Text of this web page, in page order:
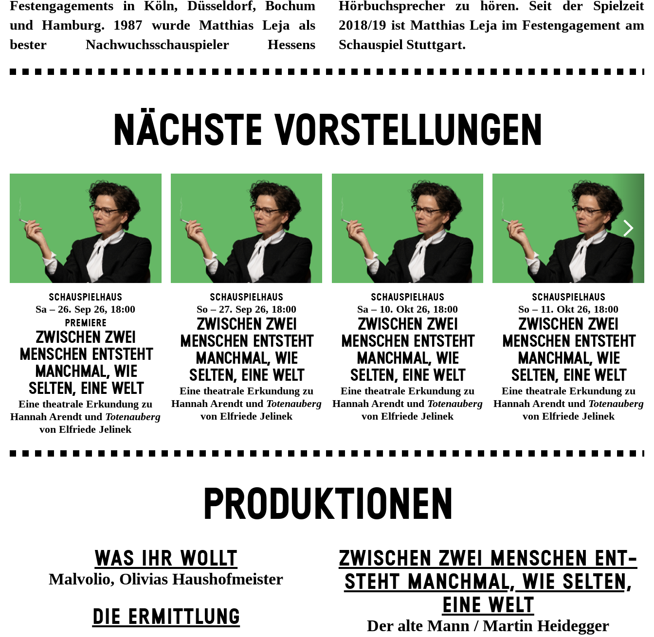
Festengagements in Köln, Düsseldorf, Bochum
und Hamburg. 1987 wurde Matthias Leja als
bester Nachwuchsschauspieler Hessens
Hörbuchsprecher zu hören. Seit der Spielzeit
2018/19 ist Matthias Leja im Festengagement am
Schauspiel Stuttgart.
NÄCHSTE VORSTELLUNGEN
Schauspielhaus
Sa – 26. Sep 26, 18:00
Premiere
ZWISCHEN ZWEI
MENSCHEN ENT­STEHT
MANCH­MAL, WIE
SELTEN, EINE WELT
Eine theatrale Erkundung zu
Hannah Arendt und Totenauberg
von Elfriede Jelinek
Schauspielhaus
So – 27. Sep 26, 18:00
ZWISCHEN ZWEI
MENSCHEN ENT­STEHT
MANCH­MAL, WIE
SELTEN, EINE WELT
Eine theatrale Erkundung zu
Hannah Arendt und Totenauberg
von Elfriede Jelinek
Schauspielhaus
Sa – 10. Okt 26, 18:00
ZWISCHEN ZWEI
MENSCHEN ENT­STEHT
MANCH­MAL, WIE
SELTEN, EINE WELT
Eine theatrale Erkundung zu
Hannah Arendt und Totenauberg
von Elfriede Jelinek
Schauspielhaus
So – 11. Okt 26, 18:00
ZWISCHEN ZWEI
MENSCHEN ENT­STEHT
MANCH­MAL, WIE
SELTEN, EINE WELT
Eine theatrale Erkundung zu
Hannah Arendt und Totenauberg
von Elfriede Jelinek
PRODUKTIONEN
WAS IHR WOLLT
Malvolio, Olivias Haushofmeister
DIE ERMITTLUNG
ZWISCHEN ZWEI MENSCHEN ENT­
STEHT MANCH­MAL, WIE SELTEN,
EINE WELT
Der alte Mann / Martin Heidegger